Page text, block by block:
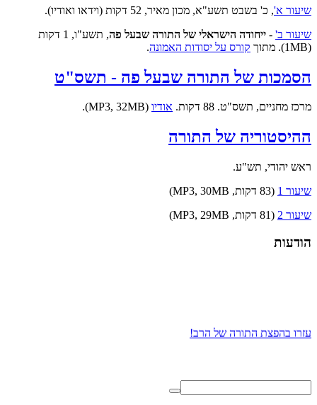
שיעור א', כ' בשבט תשע"א, מכון מאיר, 52 דקות (וידאו ואודיו).
שיעור ב' - ייחודה הישראלי של התורה שבעל פה
, תשע"ו, 1 דקות
(1MB). מתוך
קורס על יסודות האמונה.
הסמכות של התורה שבעל פה - תשס"ט
מרכז מחניים, תשס"ט. 88 דקות. אודיו (MP3, 32MB).
ההיסטוריה של התורה
ראש יהודי, תש"ע.
שיעור 1
(83 דקות, MP3, 30MB)
שיעור 2
(81 דקות, MP3, 29MB)
הודעות
עזרו בהפצת התורה של הרב!